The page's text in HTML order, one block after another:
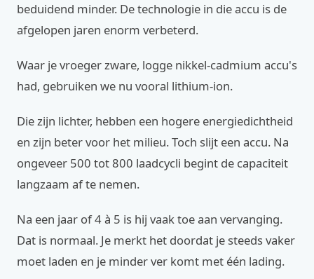
beduidend minder. De technologie in die accu is de
afgelopen jaren enorm verbeterd.
Waar je vroeger zware, logge nikkel-cadmium accu's
had, gebruiken we nu vooral lithium-ion.
Die zijn lichter, hebben een hogere energiedichtheid
en zijn beter voor het milieu. Toch slijt een accu. Na
ongeveer 500 tot 800 laadcycli begint de capaciteit
langzaam af te nemen.
Na een jaar of 4 à 5 is hij vaak toe aan vervanging.
Dat is normaal. Je merkt het doordat je steeds vaker
moet laden en je minder ver komt met één lading.